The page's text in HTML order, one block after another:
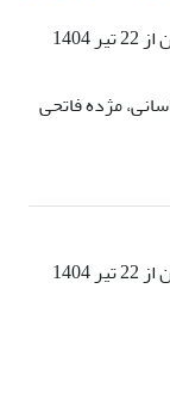
از22 تیر 1404
مژده فاتحی
از22 تیر 1404